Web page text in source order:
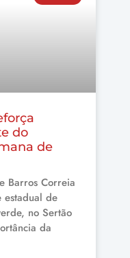
do
de
Barros Correia
estadual de
no Sertão
da